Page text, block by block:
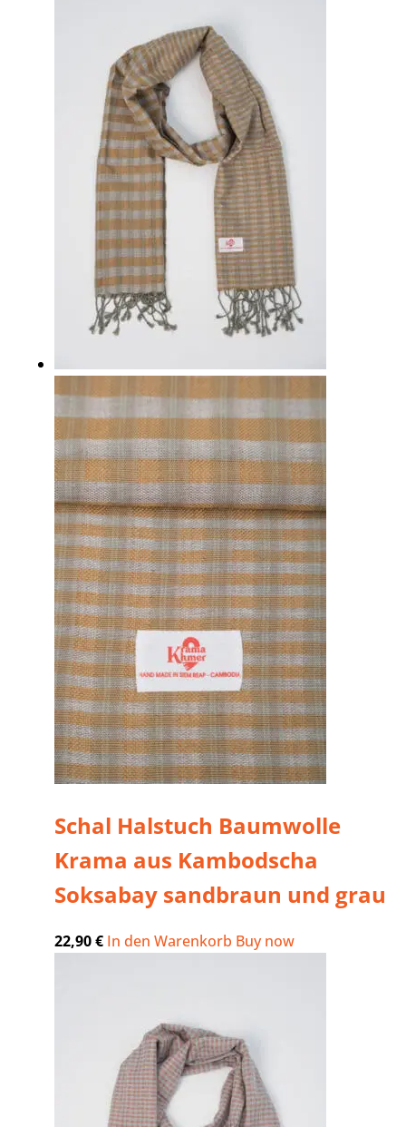
Schal Halstuch Baumwolle
Krama aus Kambodscha
Soksabay sandbraun und grau
22,90€ In den Warenkorb Buy now